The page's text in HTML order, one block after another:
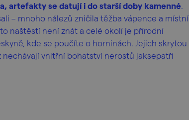
artefakty se datují i do starší doby kamenné.
– mnoho nálezů zničila těžba vápence a místní
naštěstí není znát a celé okolí je přírodní
kde se poučíte o horninách. Jejich skrytou
vnitřní bohatství nerostů jaksepatří